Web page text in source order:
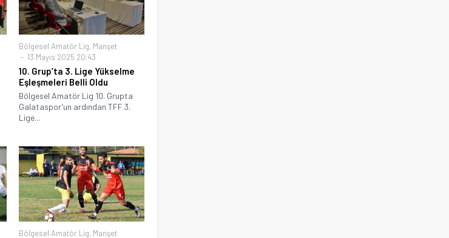
Bölgesel Amatör Lig, Manşet
13 Mayıs 2025 20:43
10. Grup’ta 3. Lige Yükselme
Eşleşmeleri Belli Oldu
Bölgesel Amatör Lig 10. Grupta
Galataspor’un ardından TFF 3.
Lige...
Bölgesel Amatör Lig, Manşet